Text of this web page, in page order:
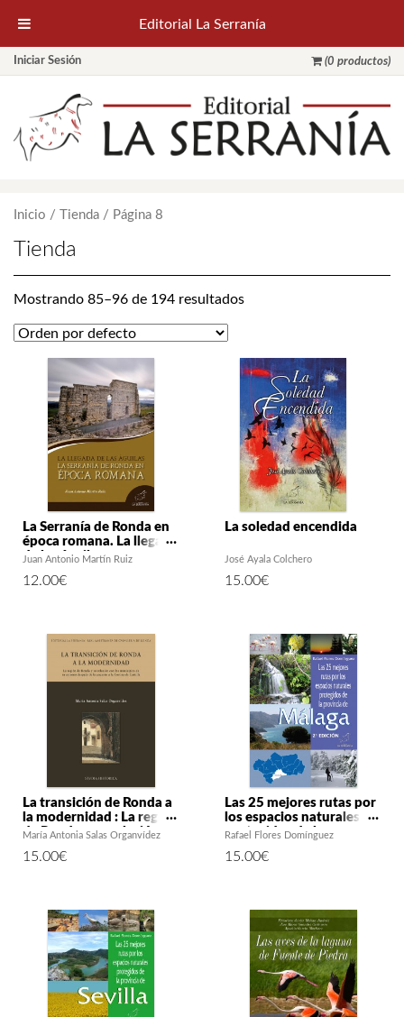
Iniciar Sesión (0 productos)
Inicio / Tienda / Página 8
Tienda
Mostrando 85–96 de 194 resultados
La Serranía de Ronda en
época romana. La llegada
de las águilas
Juan Antonio Martín Ruiz
12.00€
La soledad encendida
José Ayala Colchero
15.00€
La transición de Ronda a
la modernidad : La región
de Ronda y su relación
entorno después de la
María Antonia Salas Organvídez
15.00€
Las 25 mejores rutas por
los espacios naturales
protegidos de la
Rafael Flores Domínguez
15.00€
Editorial La Serranía